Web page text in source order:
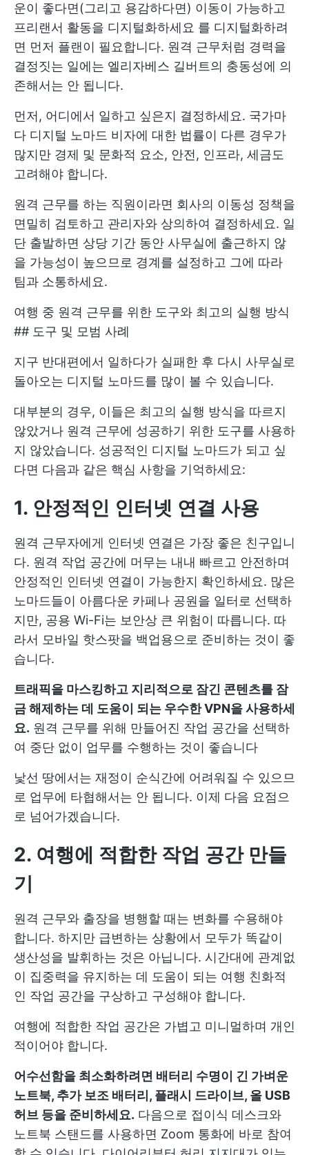
운이 좋다면(그리고 용감하다면) 이동이 가능하고
프리랜서 활동을 디지털화하세요 를 디지털화하려
면 먼저 플랜이 필요합니다. 원격 근무처럼 경력을
결정짓는 일에는 엘리자베스 길버트의 충동성에 의
존해서는 안 됩니다.
먼저, 어디에서 일하고 싶은지 결정하세요. 국가마
다 디지털 노마드 비자에 대한 법률이 다른 경우가
많지만 경제 및 문화적 요소, 안전, 인프라, 세금도
고려해야 합니다.
원격 근무를 하는 직원이라면 회사의 이동성 정책을
면밀히 검토하고 관리자와 상의하여 결정하세요. 일
단 출발하면 상당 기간 동안 사무실에 출근하지 않
을 가능성이 높으므로 경계를 설정하고 그에 따라
팀과 소통하세요.
여행 중 원격 근무를 위한 도구와 최고의 실행 방식
## 도구 및 모범 사례
지구 반대편에서 일하다가 실패한 후 다시 사무실로
돌아오는 디지털 노마드를 많이 볼 수 있습니다.
대부분의 경우, 이들은 최고의 실행 방식을 따르지
않았거나 원격 근무에 성공하기 위한 도구를 사용하
지 않았습니다. 성공적인 디지털 노마드가 되고 싶
다면 다음과 같은 핵심 사항을 기억하세요:
1. 안정적인 인터넷 연결 사용
원격 근무자에게 인터넷 연결은 가장 좋은 친구입니
다. 원격 작업 공간에 머무는 내내 빠르고 안전하며
안정적인 인터넷 연결이 가능한지 확인하세요. 많은
노마드들이 아름다운 카페나 공원을 일터로 선택하
지만, 공용 Wi-Fi는 보안상 큰 위험이 따릅니다. 따
라서 모바일 핫스팟을 백업용으로 준비하는 것이 좋
습니다.
트래픽을 마스킹하고 지리적으로 잠긴 콘텐츠를 잠
금 해제하는 데 도움이 되는 우수한 VPN을 사용하세
요. 원격 근무를 위해 만들어진 작업 공간을 선택하
여 중단 없이 업무를 수행하는 것이 좋습니다
낯선 땅에서는 재정이 순식간에 어려워질 수 있으므
로 업무에 타협해서는 안 됩니다. 이제 다음 요점으
로 넘어가겠습니다.
2. 여행에 적합한 작업 공간 만들
기
원격 근무와 출장을 병행할 때는 변화를 수용해야
합니다. 하지만 급변하는 상황에서 모두가 똑같이
생산성을 발휘하는 것은 아닙니다. 시간대에 관계없
이 집중력을 유지하는 데 도움이 되는 여행 친화적
인 작업 공간을 구상하고 구성해야 합니다.
여행에 적합한 작업 공간은 가볍고 미니멀하며 개인
적이어야 합니다.
어수선함을 최소화하려면 배터리 수명이 긴 가벼운
노트북, 추가 보조 배터리, 플래시 드라이브, 올 USB
허브 등을 준비하세요. 다음으로 접이식 데스크와
노트북 스탠드를 사용하면 Zoom 통화에 바로 참여